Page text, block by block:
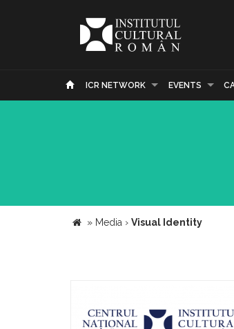
ICR NETWORK EVENTS
» Media › Visual Identity